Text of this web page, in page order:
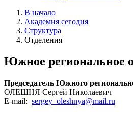
В начало
Академия сегодня
Структура
Отделения
Южное региональное
Председатель Южного
ОЛЕШНЯ Сергей Николаевич
E-mail: sergey_oleshnya@mail.ru